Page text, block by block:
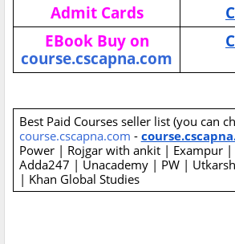
Admit Cards
EBook Buy on
course.cscapna.com
Best Paid Courses seller list (you can
course.cscapna.com -
Power | Rojgar with ankit | Exampur |
Adda247 | Unacademy | PW | Utkarsh
| Khan Global Studies